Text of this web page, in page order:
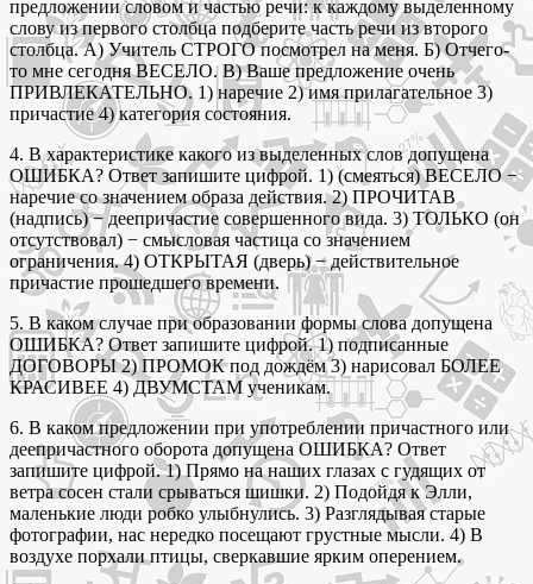
предложении словом и частью речи: к каждому выделенному
слову из первого столбца подберите часть речи из второго
столбца. А) Учитель СТРОГО посмотрел на меня. Б) Отчего-
то мне сегодня ВЕСЕЛО. В) Ваше предложение очень
ПРИВЛЕКАТЕЛЬНО. 1) наречие 2) имя прилагательное 3)
причастие 4) категория состояния.
4. В характеристике какого из выделенных слов допущена
ОШИБКА? Ответ запишите цифрой. 1) (смеяться) ВЕСЕЛО −
наречие со значением образа действия. 2) ПРОЧИТАВ
(надпись) − деепричастие совершенного вида. 3) ТОЛЬКО (он
отсутствовал) − смысловая частица со значением
ограничения. 4) ОТКРЫТАЯ (дверь) − действительное
причастие прошедшего времени.
5. В каком случае при образовании формы слова допущена
ОШИБКА? Ответ запишите цифрой. 1) подписанные
ДОГОВОРЫ 2) ПРОМОК под дождём 3) нарисовал БОЛЕЕ
КРАСИВЕЕ 4) ДВУМСТАМ ученикам.
6. В каком предложении при употреблении причастного или
деепричастного оборота допущена ОШИБКА? Ответ
запишите цифрой. 1) Прямо на наших глазах с гудящих от
ветра сосен стали срываться шишки. 2) Подойдя к Элли,
маленькие люди робко улыбнулись. 3) Разглядывая старые
фотографии, нас нередко посещают грустные мысли. 4) В
воздухе порхали птицы, сверкавшие ярким оперением.